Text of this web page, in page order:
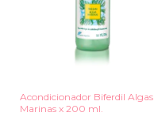
Acondicionador Biferdil Algas
Marinas x 200 ml.